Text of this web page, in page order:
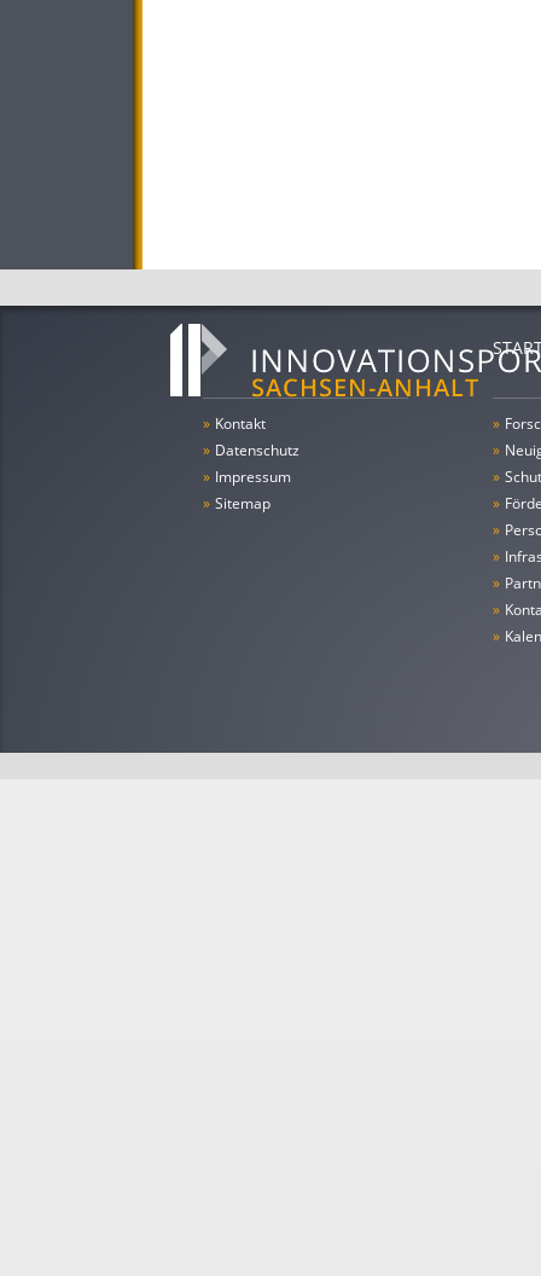
» Kontakt
» Datenschutz
» Impressum
» Sitemap
»
»
»
»
»
»
»
»
»